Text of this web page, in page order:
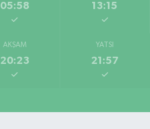
05:58 13:15
AKŞAM
20:23
YATSI
21:57